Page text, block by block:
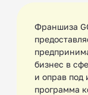
Франшиза
бизнес в
и оправ
программа